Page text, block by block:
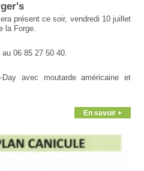
présent ce soir, vendredi 10 juillet
la Forge.
06 85 27 50 40.
avec moutarde américaine et
En savoir +